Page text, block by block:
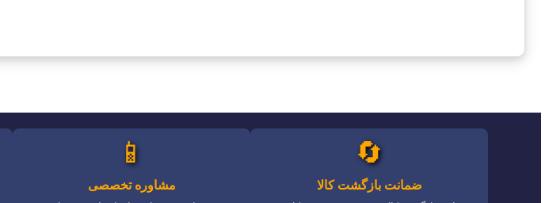
🔄
ضمانت بازگشت کالا
📱
مشاوره تخصصی